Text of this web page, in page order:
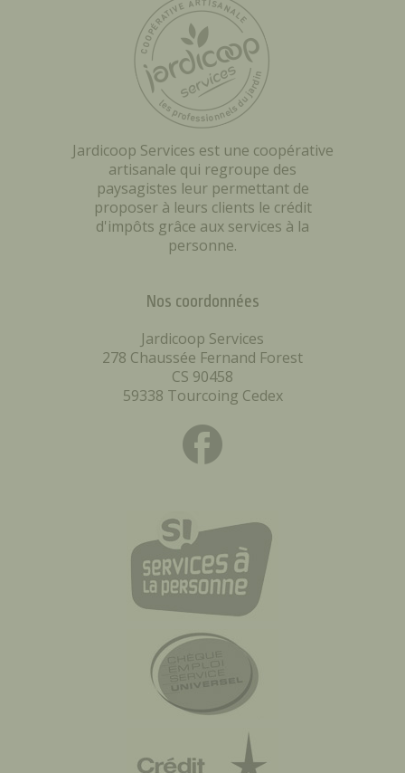
Jardicoop Services est une coopérative
artisanale qui regroupe des
paysagistes leur permettant de
proposer à leurs clients le crédit
d'impôts grâce aux services à la
personne.
Nos coordonnées
Jardicoop Services
278 Chaussée Fernand Forest
CS 90458
59338 Tourcoing Cedex